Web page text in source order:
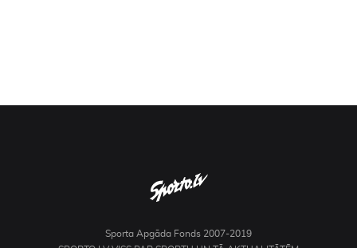
Sporta Apgāda Fonds 2007-2019